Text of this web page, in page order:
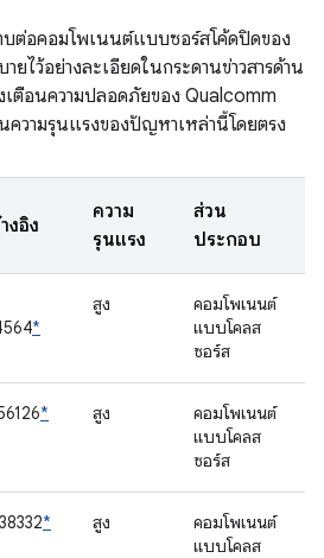
บต่อคอมโพเนนต์แบบซอร์สโค้ดปิดของ
ยไว้อย่างละเอียดในกระดานข่าวสารด้าน
ตือนความปลอดภัยของ Qualcomm
วามรุนแรงของปัญหาเหล่านี้โดยตรง
งอิง
ความ
รุนแรง
ส่วน
ประกอบ
*
สูง
คอมโพเนนต์
แบบโคลส
ซอร์ส
* สูง
คอมโพเนนต์
แบบโคลส
ซอร์ส
* สูง
คอมโพเนนต์
แบบโคลส